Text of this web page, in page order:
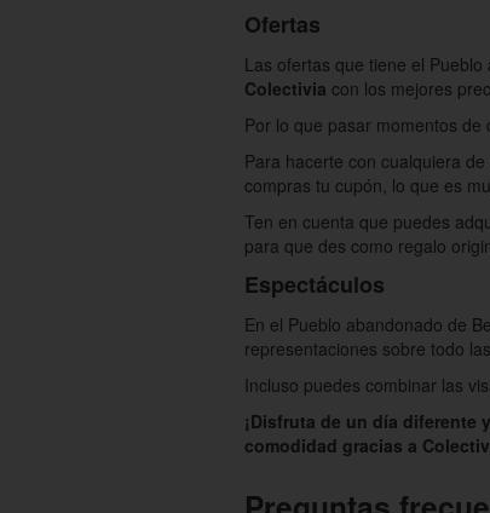
Ofertas
Las ofertas que tiene el
Colectivia con los mejores
Por lo que pasar momentos
Para hacerte con cualquiera
compras tu cupón, lo que es
Ten en cuenta que puedes
para que des como regalo
Espectáculos
En el Pueblo abandonado de
representaciones sobre todo
Incluso puedes combinar las
¡Disfruta de un día diferente
comodidad gracias a